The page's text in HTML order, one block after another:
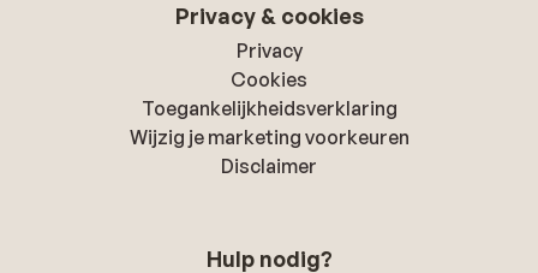
Privacy & cookies
Privacy
Cookies
Toegankelijkheidsverklaring
Wijzig je marketing voorkeuren
Disclaimer
Hulp nodig?